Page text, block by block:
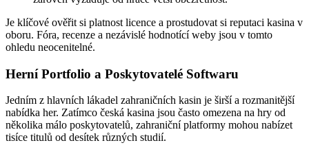
Je klíčové ověřit si platnost licence a prostudovat si reputaci kasina v
oboru. Fóra, recenze a nezávislé hodnotící weby jsou v tomto
ohledu neocenitelné.
Herní Portfolio a Poskytovatelé Softwaru
Jedním z hlavních lákadel zahraničních kasin je širší a rozmanitější
nabídka her. Zatímco česká kasina jsou často omezena na hry od
několika málo poskytovatelů, zahraniční platformy mohou nabízet
tisíce titulů od desítek různých studií.